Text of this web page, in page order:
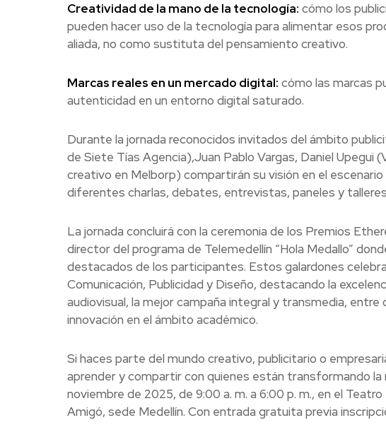
Creatividad de la mano de la tecnología: cómo los
pueden hacer uso de la tecnología para alimentar esos
aliada, no como sustituta del pensamiento creativo.
Marcas reales en un mercado digital: cómo las marcas
autenticidad en un entorno digital saturado.
Durante la jornada reconocidos invitados del ámbito
de Siete Tías Agencia),Juan Pablo Vargas, Daniel
creativo en Melborp) compartirán su visión en el
diferentes charlas, debates, entrevistas, paneles y
La jornada concluirá con la ceremonia de los Premios
director del programa de Telemedellín “Hola Medallo”
destacados de los participantes. Estos galardones
Comunicación, Publicidad y Diseño, destacando la
audiovisual, la mejor campaña integral y transmedia,
innovación en el ámbito académico.
Si haces parte del mundo creativo, publicitario o
aprender y compartir con quienes están transformando
noviembre de 2025, de 9:00 a. m. a 6:00 p. m., en el
Amigó, sede Medellín. Con entrada gratuita previa